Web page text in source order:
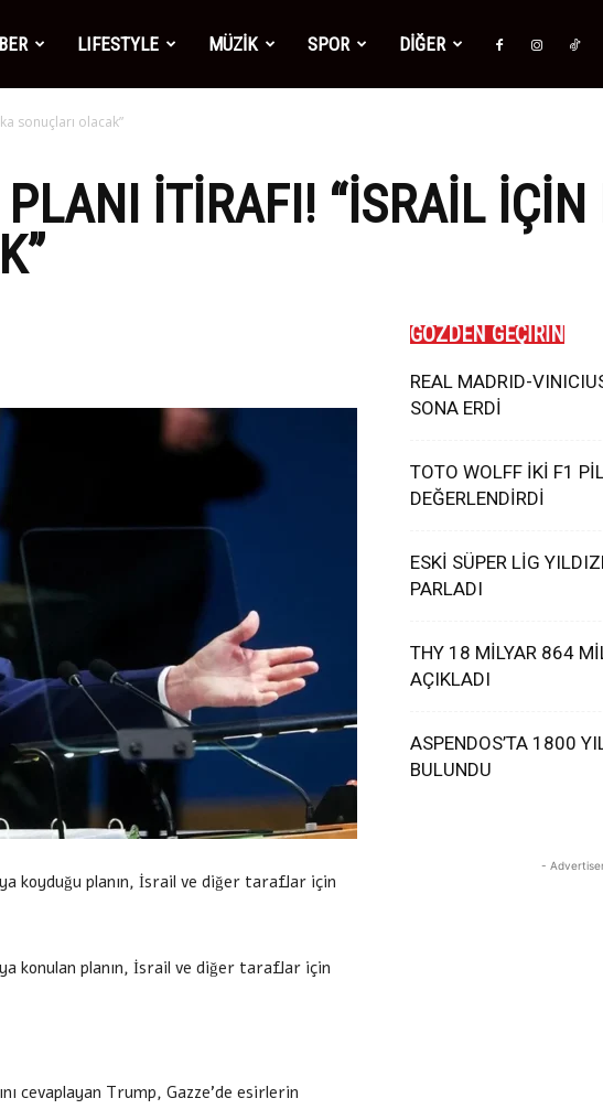
LIFESTYLE MÜZİK SPOR DİĞER
sonuçları olacak”
ITIRAFI! “İSRAIL
koyduğu planın, İsrail ve diğer taraflar için
konulan planın, İsrail ve diğer taraflar için
cevaplayan Trump, Gazze’de esirlerin
GÖZDEN GEÇİRİN
REAL MADRID-
SONA ERDİ
TOTO WOLFF İKİ F1
DEĞERLENDİRDİ
ESKİ SÜPER LİG
PARLADI
THY 18 MİLYAR 864
AÇIKLADI
ASPENDOS’TA 1800
BULUNDU
-